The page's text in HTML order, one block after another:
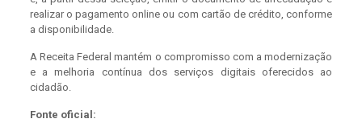
realizar o pagamento online ou com cartão de crédito, conforme
a disponibilidade.
A Receita Federal mantém o compromisso com a modernização
e a melhoria contínua dos serviços digitais oferecidos ao
cidadão.
Fonte oficial: